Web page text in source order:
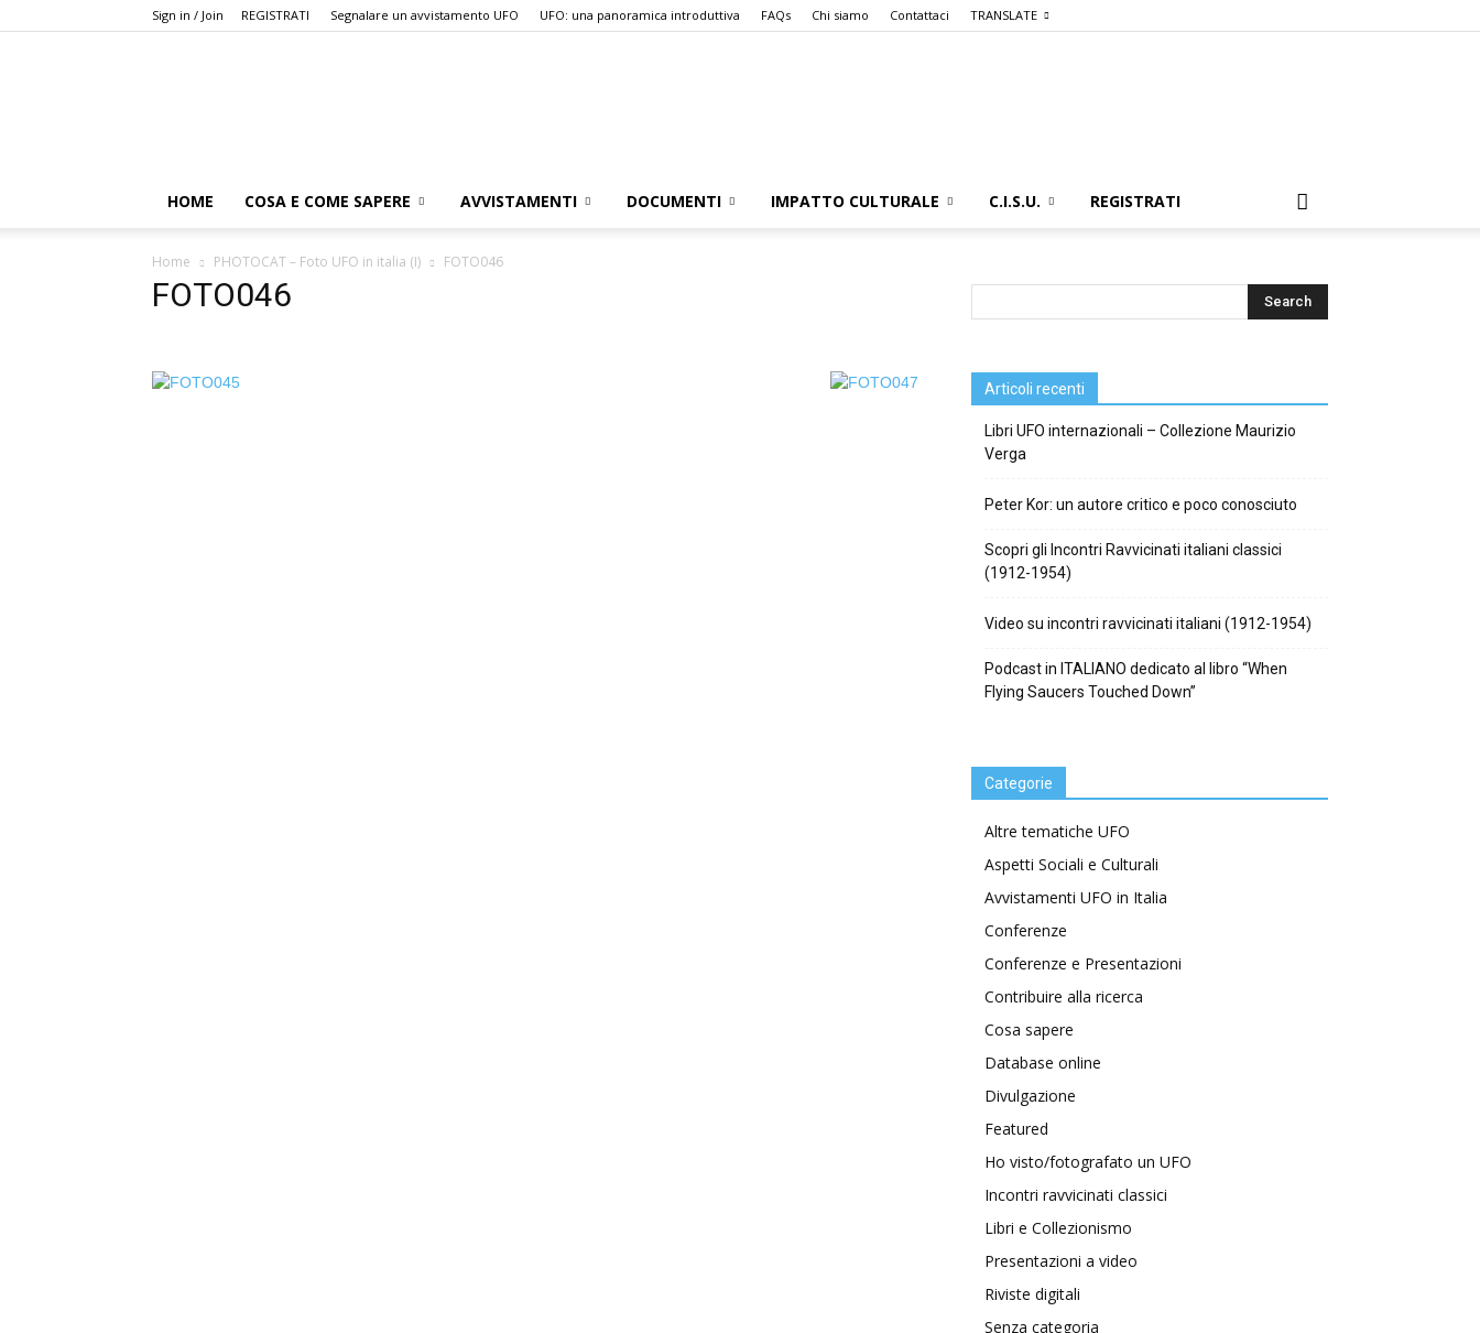
Sign in / Join REGISTRATI Segnalare un avvistamento UFO UFO: una panoramica introduttiva FAQs Chi siamo Contattaci TRANSLATE
HOME COSA E COME SAPERE AVVISTAMENTI DOCUMENTI IMPATTO CULTURALE C.I.S.U. REGISTRATI
Home PHOTOCAT – Foto UFO in italia (I) FOTO046
FOTO046
Articoli recenti
Libri UFO internazionali – Collezione Maurizio
Verga
Peter Kor: un autore critico e poco conosciuto
Scopri gli Incontri Ravvicinati italiani classici
(1912-1954)
Video su incontri ravvicinati italiani (1912-1954)
Podcast in ITALIANO dedicato al libro “When
Flying Saucers Touched Down”
Categorie
Altre tematiche UFO
Aspetti Sociali e Culturali
Avvistamenti UFO in Italia
Conferenze
Conferenze e Presentazioni
Contribuire alla ricerca
Cosa sapere
Database online
Divulgazione
Featured
Ho visto/fotografato un UFO
Incontri ravvicinati classici
Libri e Collezionismo
Presentazioni a video
Riviste digitali
Senza categoria